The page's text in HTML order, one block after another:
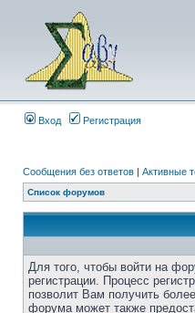
Вход Регистрация
Сообщения без ответов | Активные
Список форумов
Для того, чтобы войти на
регистрации. Процесс
позволит Вам получить
форума может также